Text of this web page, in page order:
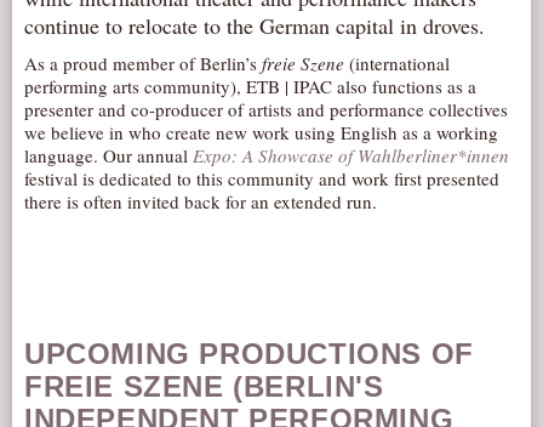
DONATE
PARTNERS/LINKS
VISIT
TICKETS
LOCATION
continue to relocate to the German capital in droves.
As a proud member of Berlin’s freie Szene (international
performing arts community), ETB | IPAC also functions as a
presenter and co-producer of artists and performance collectives
we believe in who create new work using English as a working
language. Our annual Expo: A Showcase of Wahlberliner*innen
festival is dedicated to this community and work first presented
there is often invited back for an extended run.
UPCOMING PRODUCTIONS OF
FREIE SZENE (BERLIN'S
INDEPENDENT PERFORMING